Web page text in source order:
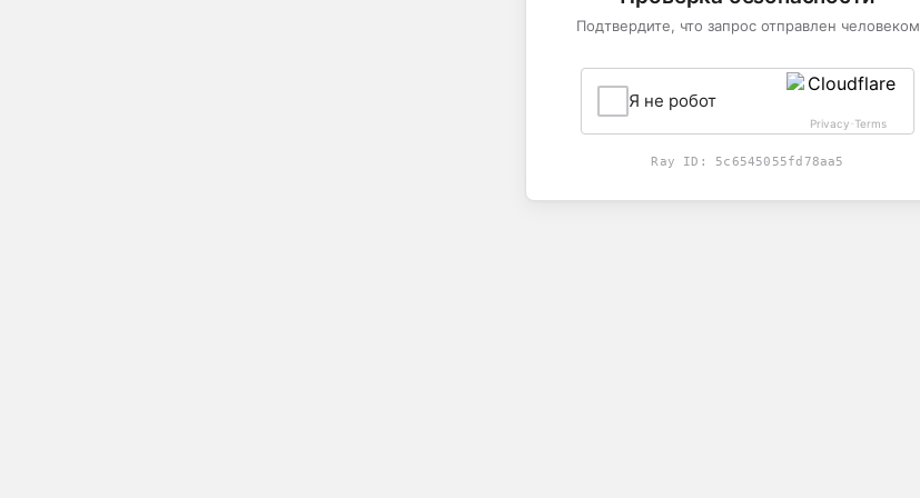
Подтвердите, что запрос отправлен человеком
Я не робот
Privacy-Terms
Ray ID: 5c6545055fd78aa5